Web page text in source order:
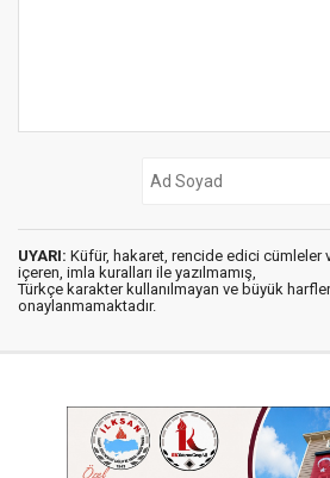
UYARI: Küfür, hakaret, rencide edici cümleler
içeren, imla kuralları ile yazılmamış,
Türkçe karakter kullanılmayan ve büyük
onaylanmamaktadır.